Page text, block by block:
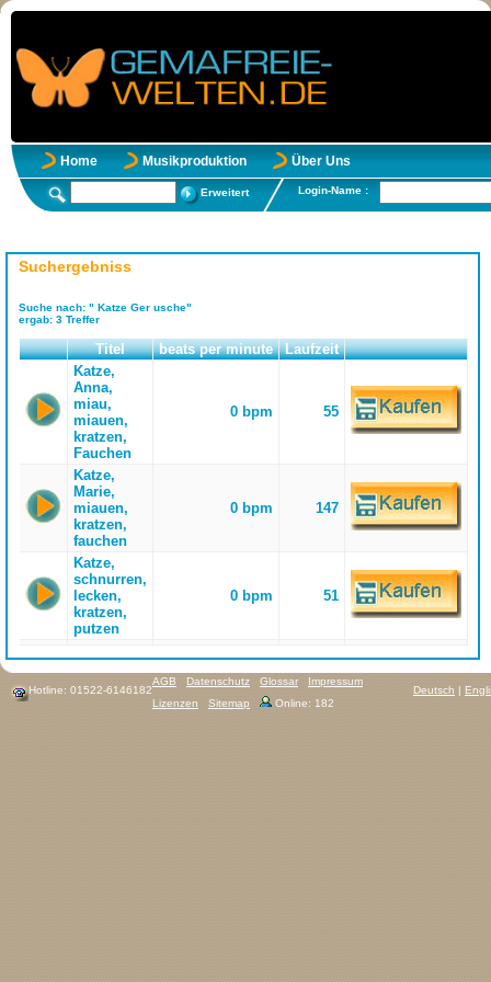
Home Musikproduktion Über Uns
Erweitert Login-Name :
Suchergebniss
Suche nach: " Katze Ger usche"
ergab: 3 Treffer
Titel beats per minute
Laufzeit
Katze,
Anna,
miau,
miauen,
kratzen,
Fauchen
0 bpm 55
Katze,
Marie,
miauen,
kratzen,
fauchen
0 bpm 147
Katze,
schnurren,
lecken,
kratzen,
putzen
0 bpm 51
Hotline: 01522-6146182 Deutsch |
AGB Datenschutz Glossar
Impressum
Lizenzen
Sitemap Online: 182